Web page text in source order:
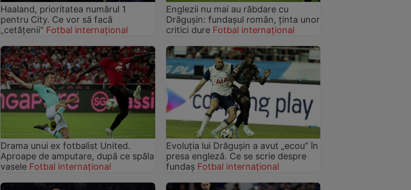
Haaland, prioritatea numărul 1
pentru City. Ce vor să facă
„cetățenii” Fotbal internațional
Englezii nu mai au răbdare cu
Drăgușin: fundașul român, ținta unor
critici dure Fotbal internațional
Drama unui ex fotbalist United.
Aproape de amputare, după ce spăla
vasele Fotbal internațional
Evoluția lui Drăgușin a avut „ecou” în
presa engleză. Ce se scrie despre
fundaș Fotbal internațional